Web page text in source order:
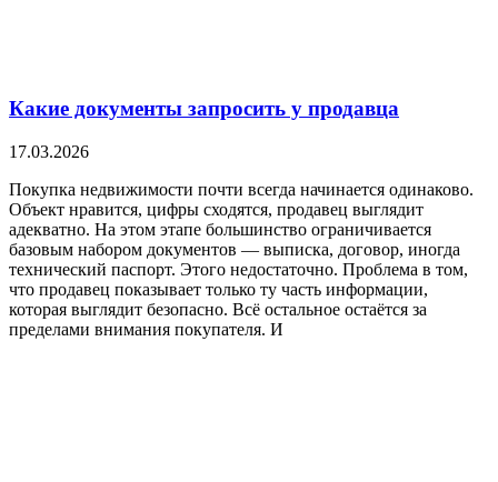
Какие документы запросить у продавца
17.03.2026
Покупка недвижимости почти всегда начинается одинаково.
Объект нравится, цифры сходятся, продавец выглядит
адекватно. На этом этапе большинство ограничивается
базовым набором документов — выписка, договор, иногда
технический паспорт. Этого недостаточно. Проблема в том,
что продавец показывает только ту часть информации,
которая выглядит безопасно. Всё остальное остаётся за
пределами внимания покупателя. И